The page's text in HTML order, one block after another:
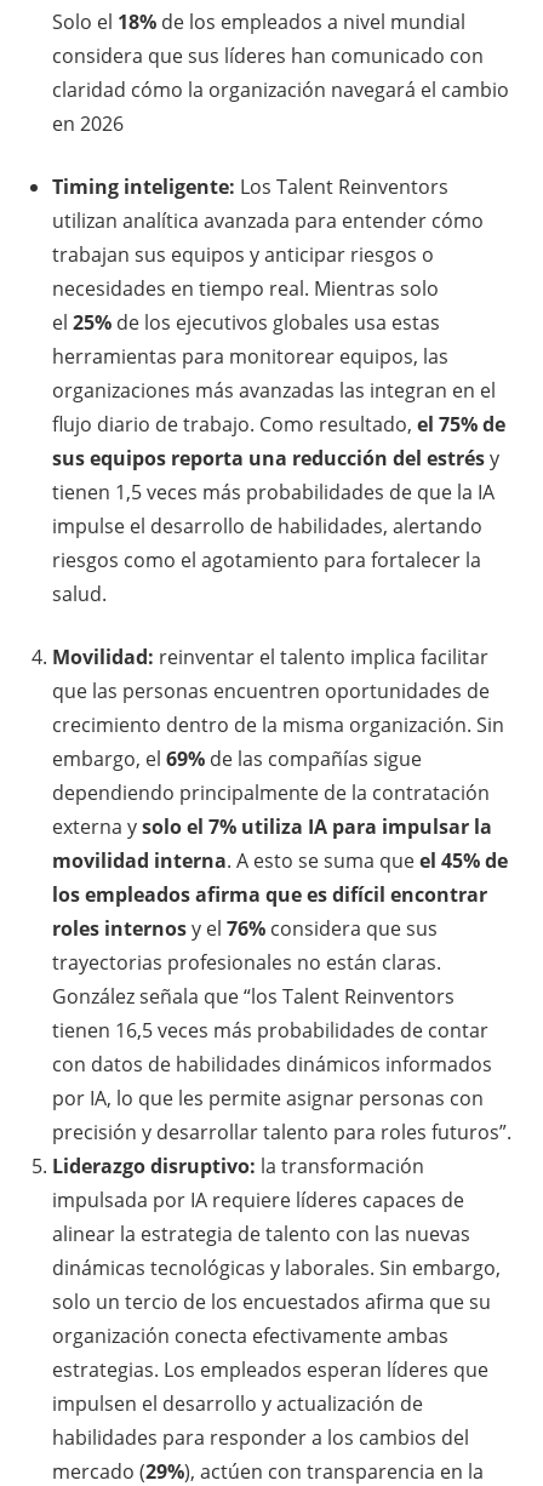
Solo el 18%de los empleados a nivel mundial
considera que sus líderes han comunicado con
claridad cómo la organización navegará el cambio
en 2026
Timing inteligente: Los Talent Reinventors
utilizan analítica avanzada para entender cómo
trabajan sus equipos y anticipar riesgos o
necesidades en tiempo real. Mientras solo
el 25%de los ejecutivos globales usa estas
herramientas para monitorear equipos, las
organizaciones más avanzadas las integran en el
flujo diario de trabajo. Como resultado, el 75% de
sus equipos reporta una reducción del estrésy
tienen 1,5 veces más probabilidades de que la IA
impulse el desarrollo de habilidades, alertando
riesgos como el agotamiento para fortalecer la
salud.
Movilidad: reinventar el talento implica facilitar
que las personas encuentren oportunidades de
crecimiento dentro de la misma organización. Sin
embargo, el 69%de las compañías sigue
dependiendo principalmente de la contratación
externa ysolo el 7% utiliza IA para impulsar la
movilidad interna. A esto se suma queel 45% de
los empleados afirma que es difícil encontrar
roles internosy el 76%considera que sus
trayectorias profesionales no están claras.
González señala que “los Talent Reinventors
tienen 16,5 veces más probabilidades de contar
con datos de habilidades dinámicos informados
por IA, lo que les permite asignar personas con
precisión y desarrollar talento para roles futuros”.
Liderazgo disruptivo: la transformación
impulsada por IA requiere líderes capaces de
alinear la estrategia de talento con las nuevas
dinámicas tecnológicas y laborales. Sin embargo,
solo un tercio de los encuestados afirma que su
organización conecta efectivamente ambas
estrategias. Los empleados esperan líderes que
impulsen el desarrollo y actualización de
habilidades para responder a los cambios del
mercado (29%), actúen con transparencia en la